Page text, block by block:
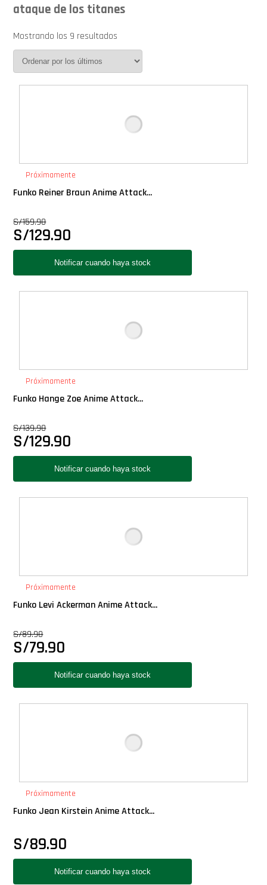
Calendario de Adviento
Cover Pop!
Exclusivos
Gift Cards
Llaveros Pop
Moments
Plush
Pop Nook (Rincon)
Pop Regular
Pop Rides
PRÓXIMAMENTE
Star Wars Oferta
ataque de los titanes
Mostrando los 9 resultados
Próximamente
Funko Reiner Braun Anime Attack...
S/159.90
S/129.90
Próximamente
Funko Hange Zoe Anime Attack...
S/139.90
S/129.90
Próximamente
Funko Levi Ackerman Anime Attack...
S/89.90
S/79.90
Próximamente
Funko Jean Kirstein Anime Attack...
S/89.90